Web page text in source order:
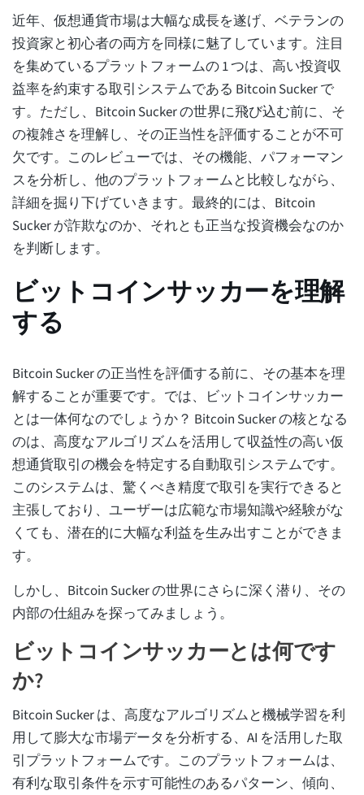
近年、仮想通貨市場は大幅な成長を遂げ、ベテランの
投資家と初心者の両方を同様に魅了しています。注目
を集めているプラットフォームの 1 つは、高い投資収
益率を約束する取引システムである Bitcoin Sucker で
す。ただし、Bitcoin Sucker の世界に飛び込む前に、そ
の複雑さを理解し、その正当性を評価することが不可
欠です。このレビューでは、その機能、パフォーマン
スを分析し、他のプラットフォームと比較しながら、
詳細を掘り下げていきます。最終的には、Bitcoin
Sucker が詐欺なのか、それとも正当な投資機会なのか
を判断します。
ビットコインサッカーを理解
する
Bitcoin Sucker の正当性を評価する前に、その基本を理
解することが重要です。では、ビットコインサッカー
とは一体何なのでしょうか？ Bitcoin Sucker の核となる
のは、高度なアルゴリズムを活用して収益性の高い仮
想通貨取引の機会を特定する自動取引システムです。
このシステムは、驚くべき精度で取引を実行できると
主張しており、ユーザーは広範な市場知識や経験がな
くても、潜在的に大幅な利益を生み出すことができま
す。
しかし、Bitcoin Sucker の世界にさらに深く潜り、その
内部の仕組みを探ってみましょう。
ビットコインサッカーとは何です
か?
Bitcoin Sucker は、高度なアルゴリズムと機械学習を利
用して膨大な市場データを分析する、AI を活用した取
引プラットフォームです。このプラットフォームは、
有利な取引条件を示す可能性のあるパターン、傾向、